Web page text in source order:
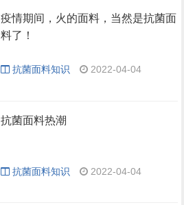
疫情期间，火的面料，当然是抗菌面
料了！
抗菌面料知识 2022-04-04
抗菌面料热潮
抗菌面料知识 2022-04-04